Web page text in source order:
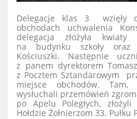
Delegacje klas 3 wzięły
obchodach uchwalenia
delegacja złożyła
na budynku szkoły oraz
Kościuszki. Następnie
z panem dyrektorem
z Pocztem Sztandarowym
miejsce obchodów.
wysłuchali przemówień
po Apelu Poległych,
Hołdzie Żołnierzom 33. Pułku